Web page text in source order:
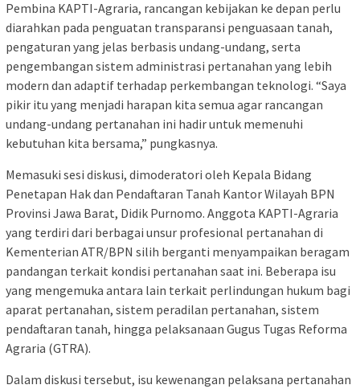
Pembina KAPTI-Agraria, rancangan kebijakan ke depan perlu
diarahkan pada penguatan transparansi penguasaan tanah,
pengaturan yang jelas berbasis undang-undang, serta
pengembangan sistem administrasi pertanahan yang lebih
modern dan adaptif terhadap perkembangan teknologi. “Saya
pikir itu yang menjadi harapan kita semua agar rancangan
undang-undang pertanahan ini hadir untuk memenuhi
kebutuhan kita bersama,” pungkasnya.
Memasuki sesi diskusi, dimoderatori oleh Kepala Bidang
Penetapan Hak dan Pendaftaran Tanah Kantor Wilayah BPN
Provinsi Jawa Barat, Didik Purnomo. Anggota KAPTI-Agraria
yang terdiri dari berbagai unsur profesional pertanahan di
Kementerian ATR/BPN silih berganti menyampaikan beragam
pandangan terkait kondisi pertanahan saat ini. Beberapa isu
yang mengemuka antara lain terkait perlindungan hukum bagi
aparat pertanahan, sistem peradilan pertanahan, sistem
pendaftaran tanah, hingga pelaksanaan Gugus Tugas Reforma
Agraria (GTRA).
Dalam diskusi tersebut, isu kewenangan pelaksana pertanahan